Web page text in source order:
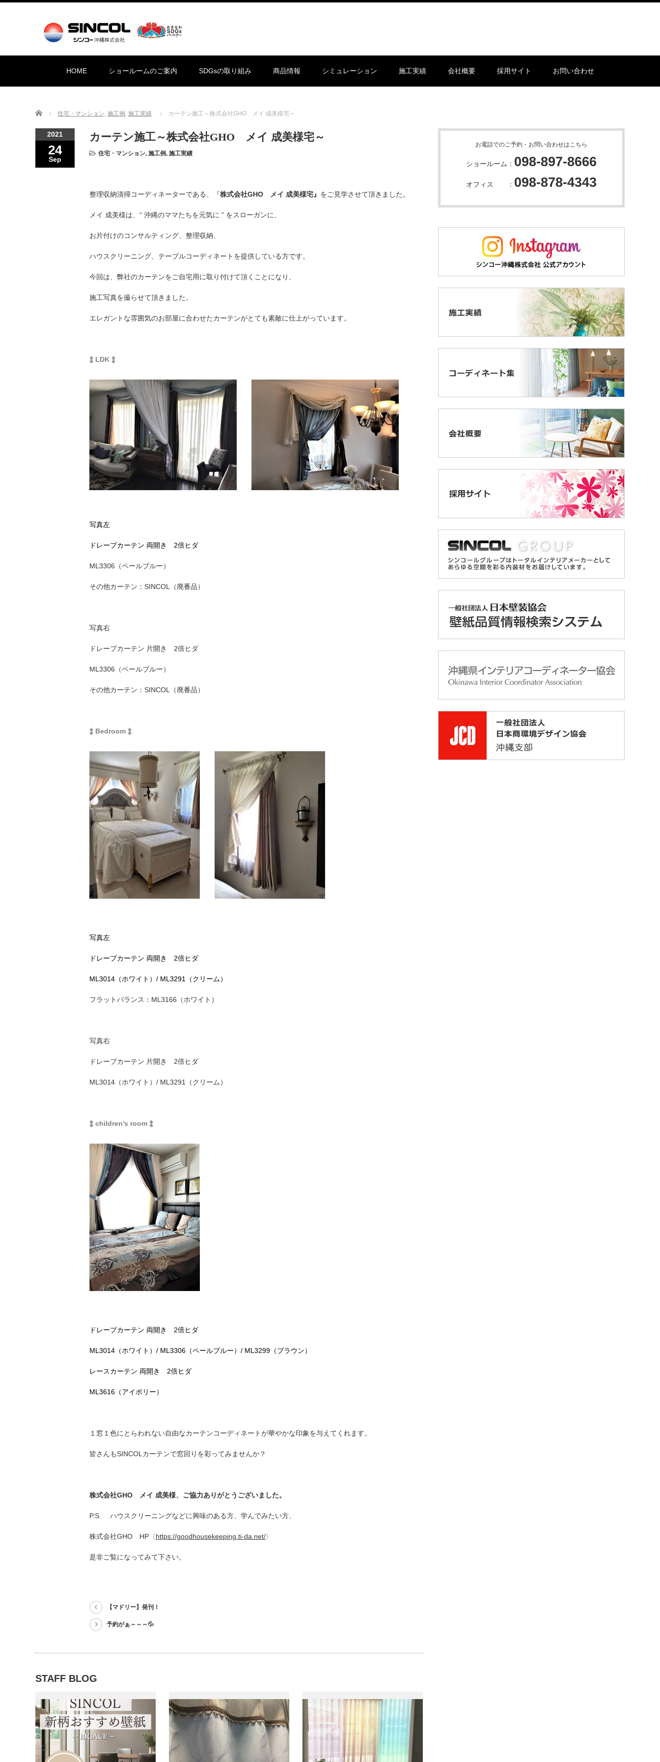
HOME ショールームのご案内 SDGsの取り組み 商品情報 シミュレーション 施工実績 会社概要 採用サイト お問い合わせ
Home 住宅・マンション, 施工例 , 施工実績 カーテン施工～株式会社GHO メイ 成美様宅～
2021
24
Sep
カーテン施工～株式会社GHO メイ 成美様宅～
住宅・マンション, 施工例, 施工実績
整理収納清掃コーディネーターである、『株式会社GHO メイ 成美様宅』 をご見学させて頂きました。
メイ 成美様は、“ 沖縄のママたちを元気に ” をスローガンに、
お片付けのコンサルティング、整理収納、
ハウスクリーニング、テーブルコーディネートを提供している方です。
今回は、弊社のカーテンをご自宅用に取り付けて頂くことになり、
施工写真を撮らせて頂きました。
エレガントな雰囲気のお部屋に合わせたカーテンがとても素敵に仕上がっています。
⁑ LDK ⁑
写真左
ドレープカーテン 両開き 2倍ヒダ
ML3306（ペールブルー）
その他カーテン：SINCOL（廃番品）
写真右
ドレープカーテン 片開き 2倍ヒダ
ML3306（ペールブルー）
その他カーテン：SINCOL（廃番品）
⁑ Bedroom ⁑
写真左
ドレープカーテン 両開き 2倍ヒダ
ML3014（ホワイト）/ ML3291（クリーム）
フラットバランス：ML3166（ホワイト）
写真右
ドレープカーテン 片開き 2倍ヒダ
ML3014（ホワイト）/ ML3291（クリーム）
⁑ children’s room ⁑
ドレープカーテン 両開き 2倍ヒダ
ML3014（ホワイト）/ ML3306（ペールブルー）/ ML3299（ブラウン）
レースカーテン 両開き 2倍ヒダ
ML3616（アイボリー）
１窓１色にとらわれない自由なカーテンコーディネートが華やかな印象を与えてくれます。
皆さんもSINCOLカーテンで窓回りを彩ってみませんか？
株式会社GHO メイ 成美様、ご協力ありがとうございました。
P.S. ハウスクリーニングなどに興味のある方、学んでみたい方、
株式会社GHO HP〈https://goodhousekeeping.ti-da.net/〉
是非ご覧になってみて下さい。
【マドリー】発刊！
予約がぁ～～～💦
STAFF BLOG
お電話でのご予約・お問い合わせはこちら
ショールーム： 098-897-8666
オフィス ： 098-878-4343